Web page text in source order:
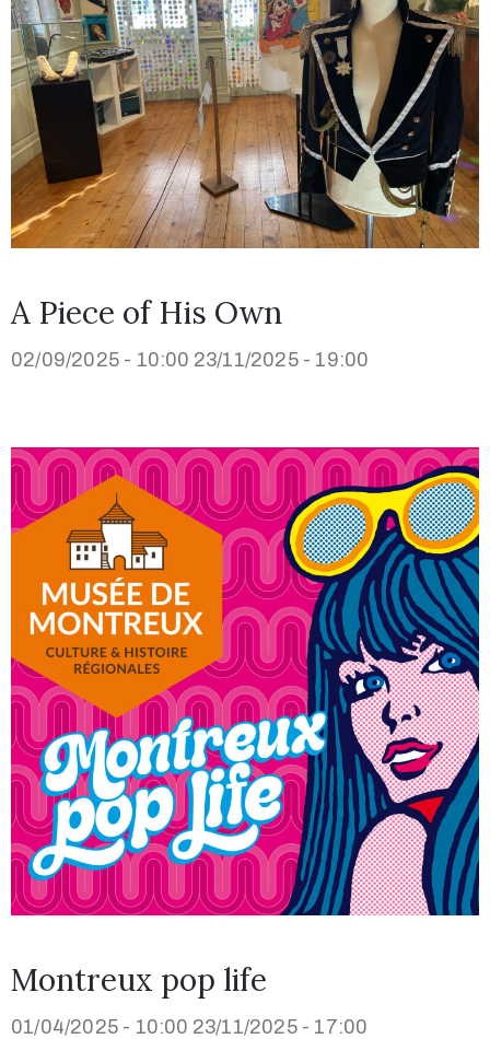
A Piece of His Own
02/09/2025 - 10:00 23/11/2025 - 19:00
Montreux pop life
01/04/2025 - 10:00 23/11/2025 - 17:00